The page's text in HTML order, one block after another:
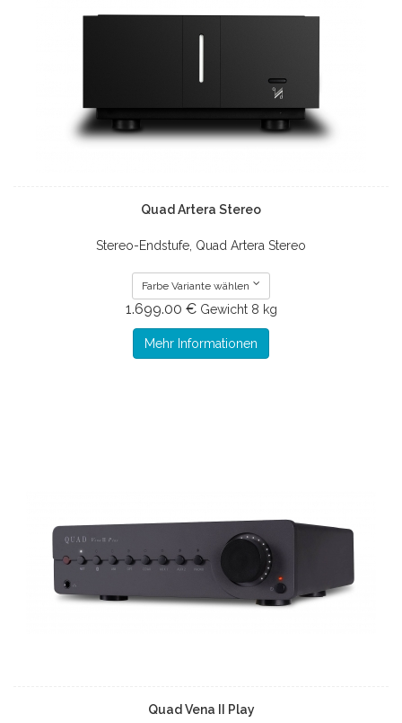
Quad Artera Stereo
Stereo-Endstufe, Quad Artera Stereo
Farbe Variante wählen
1.699.00 € Gewicht 8 kg
Mehr Informationen
Quad Vena II Play